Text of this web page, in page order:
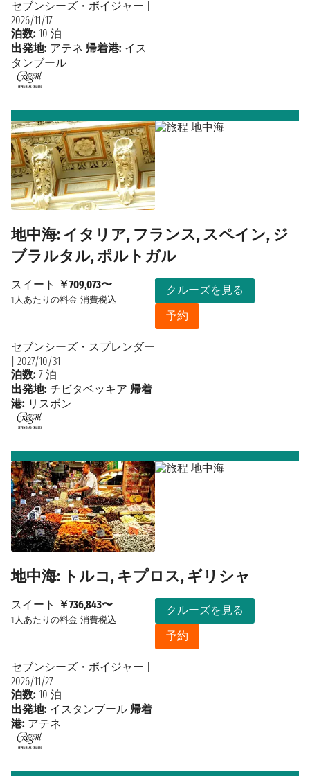
セブンシーズ・ボイジャー
2026/11/17
泊数: 10 泊
出発地: アテネ 帰着港: イス
タンブール
地中海: イタリア, フランス, スペイン, ジ
ブラルタル, ポルトガル
スイート ￥709,073〜
1人あたりの料金 消費税込
クルーズを見る
予約
セブンシーズ・スプレンダー
2027/10/31
泊数: 7 泊
出発地: チビタベッキア 帰着
港: リスボン
地中海: トルコ, キプロス, ギリシャ
スイート ￥736,843〜
1人あたりの料金 消費税込
クルーズを見る
予約
セブンシーズ・ボイジャー
2026/11/27
泊数: 10 泊
出発地: イスタンブール 帰着
港: アテネ